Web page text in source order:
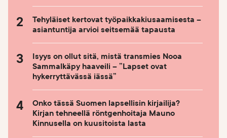
Tehyläiset kertovat työpaikkakiusaamisesta –
asiantuntija arvioi seitsemää tapausta
Isyys on ollut sitä, mistä transmies Nooa
Sammalkäpy haaveili – ”Lapset ovat
hykerryttävässä iässä”
Onko tässä Suomen lapsellisin kirjailija?
Kirjan tehneellä röntgenhoitaja Mauno
Kinnusella on kuusitoista lasta